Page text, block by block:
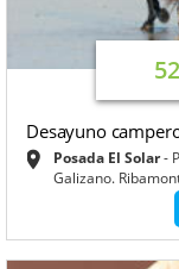
Desayuno
Posada El Solar
Galizano.